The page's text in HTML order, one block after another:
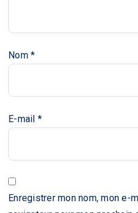
Nom *
E-mail *
Enregistrer mon nom, mon e-